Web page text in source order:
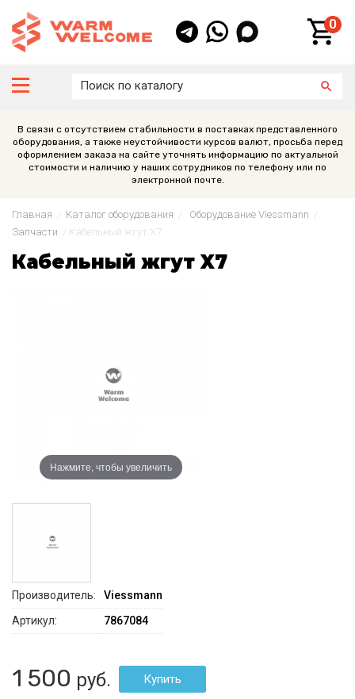
0
В связи с отсутствием стабильности в поставках представленного
оборудования, а также неустойчивости курсов валют, просьба перед
оформлением заказа на сайте уточнять информацию по актуальной
стоимости и наличию у наших сотрудников по телефону или по
электронной почте.
Главная Каталог оборудования Оборудование Viessmann
Запчасти
Кабельный жгут X7
Кабельный жгут X7
Нажмите, чтобы увеличить
Производитель:
Viessmann
Артикул:
7867084
1 500 руб.